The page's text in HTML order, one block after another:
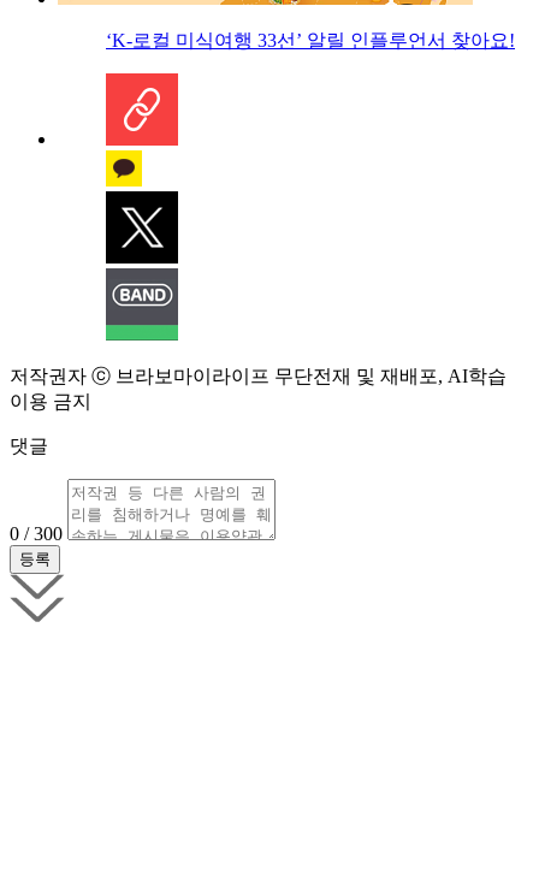
‘K-로컬 미식여행 33선’ 알릴 인플루언서 찾아요!
저작권자 ⓒ 브라보마이라이프 무단전재 및 재배포, AI학습
이용 금지
댓글
0 / 300